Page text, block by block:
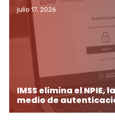
julio 17, 2026
IMSS elimina el NPIE,
medio de